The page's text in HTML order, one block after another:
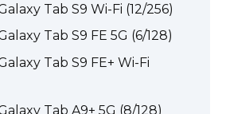
Tab S9 Wi-Fi (12/256)
Tab S9 FE 5G (6/128)
Tab S9 FE+ Wi-Fi
Tab A9+ 5G (8/128)